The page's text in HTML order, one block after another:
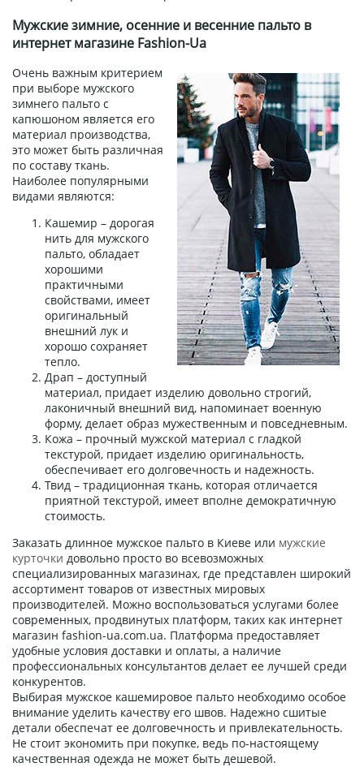
Мужские зимние, осенние и весенние пальто в
интернет магазине Fashion-Ua
Очень важным критерием
при выборе мужского
зимнего пальто с
капюшоном является его
материал производства,
это может быть различная
по составу ткань.
Наиболее популярными
видами являются:
Кашемир – дорогая
нить для мужского
пальто, обладает
хорошими
практичными
свойствами, имеет
оригинальный
внешний лук и
хорошо сохраняет
тепло.
Драп – доступный
материал, придает изделию довольно строгий,
лаконичный внешний вид, напоминает военную
форму, делает образ мужественным и повседневным.
Кожа – прочный мужской материал с гладкой
текстурой, придает изделию оригинальность,
обеспечивает его долговечность и надежность.
Твид – традиционная ткань, которая отличается
приятной текстурой, имеет вполне демократичную
стоимость.
Заказать длинное мужское пальто в Киеве или мужские
курточки довольно просто во всевозможных
специализированных магазинах, где представлен широкий
ассортимент товаров от известных мировых
производителей. Можно воспользоваться услугами более
современных, продвинутых платформ, таких как интернет
магазин fashion-ua.com.ua. Платформа предоставляет
удобные условия доставки и оплаты, а наличие
профессиональных консультантов делает ее лучшей среди
конкурентов.
Выбирая мужское кашемировое пальто необходимо особое
внимание уделить качеству его швов. Надежно сшитые
детали обеспечат ее долговечность и привлекательность.
Не стоит экономить при покупке, ведь по-настоящему
качественная одежда не может быть дешевой.